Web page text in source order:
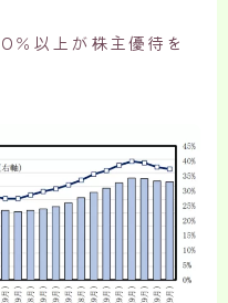
％以上が株主優待を